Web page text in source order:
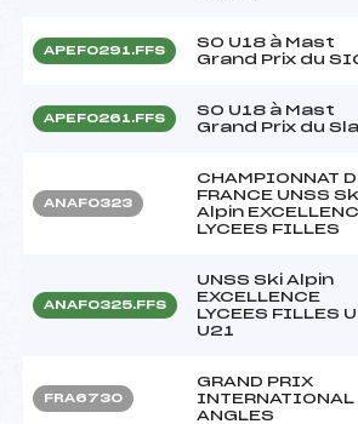
APEF0291.FFS
SO U18 à Mast
Grand Prix du
APEF0261.FFS
SO U18 à Mast
Grand Prix du
ANAF0323
CHAMPIONNAT
FRANCE UNSS
Alpin
LYCEES FILLES
ANAF0325.FFS
UNSS Ski Alpin
EXCELLENCE
LYCEES FILLES
U21
FRA6730
GRAND PRIX
INTERNATIONAL
ANGLES